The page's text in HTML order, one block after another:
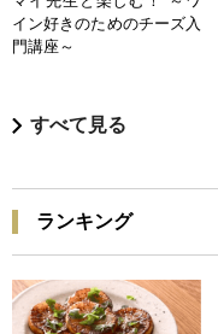
イン好きのためのチーズ入
門講座～
すべて見る
ランキング